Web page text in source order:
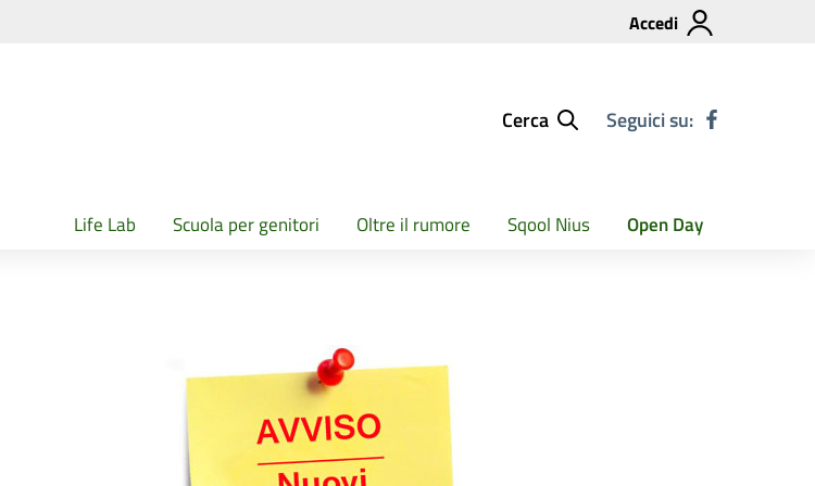
Accedi
Cerca Seguici su:
Life Lab Scuola per genitori Oltre il rumore Sqool Nius Open Day